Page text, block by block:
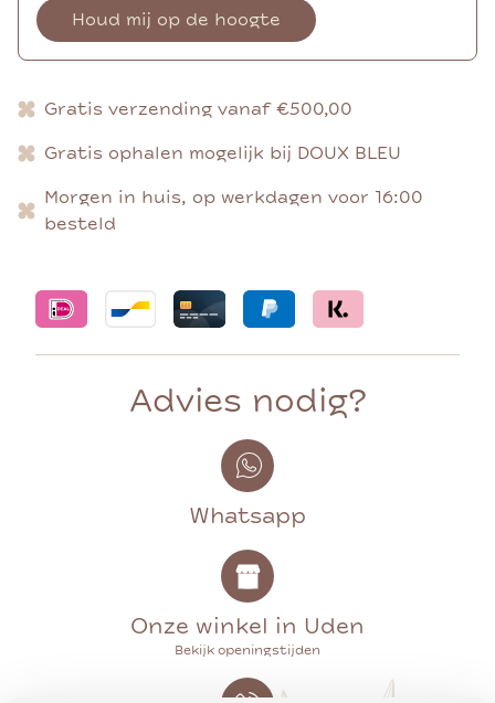
Houd mij op de hoogte
Gratis verzending vanaf €500,00
Gratis ophalen mogelijk bij DOUX BLEU
Morgen in huis, op werkdagen voor 16:00
besteld
Advies nodig?
Whatsapp
Onze winkel in Uden
Bekijk openingstijden